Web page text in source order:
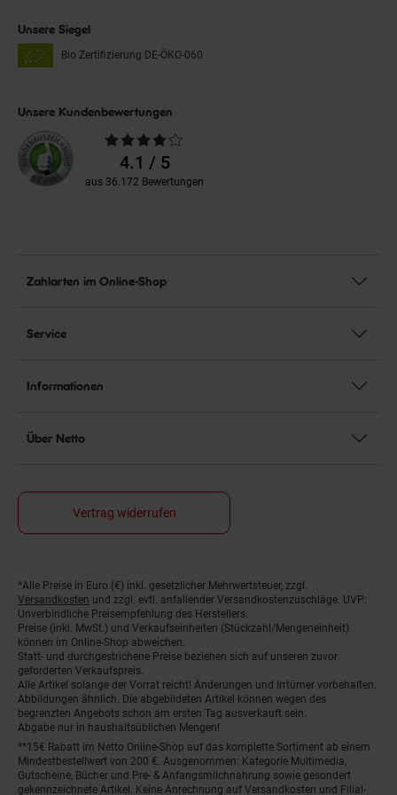
Unsere Siegel
Bio Zertifizierung DE-ÖKO-060
Unsere Kundenbewertungen
Durchschnittliche
Bewertungen4.1 / 5
aus 36.172 Bewertungen
Zahlarten im Online-Shop
Service
Informationen
Über Netto
Vertrag widerrufen
Fußnoten
*Alle Preise in Euro (€) inkl. gesetzlicher Mehrwertsteuer, zzgl.
Versandkosten und zzgl. evtl. anfallender Versandkostenzuschläge. UVP:
Unverbindliche Preisempfehlung des Herstellers.
Preise (inkl. MwSt.) und Verkaufseinheiten (Stückzahl/Mengeneinheit)
können im Online-Shop abweichen.
Statt- und durchgestrichene Preise beziehen sich auf unseren zuvor
geforderten Verkaufspreis.
Alle Artikel solange der Vorrat reicht! Änderungen und Irrtümer vorbehalten.
Abbildungen ähnlich. Die abgebildeten Artikel können wegen des
begrenzten Angebots schon am ersten Tag ausverkauft sein.
Abgabe nur in haushaltsüblichen Mengen!
**15€ Rabatt im Netto Online-Shop auf das komplette Sortiment ab einem
Mindestbestellwert von 200 €. Ausgenommen: Kategorie Multimedia,
Gutscheine, Bücher und Pre- & Anfangsmilchnahrung sowie gesondert
gekennzeichnete Artikel. Keine Anrechnung auf Versandkosten und Filial-